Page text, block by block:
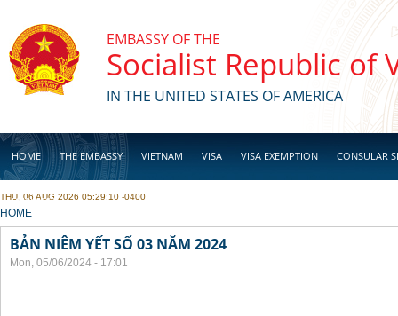
EMBASSY OF THE
Socialist Republic of
IN THE UNITED STATES OF AMERICA
HOME THE EMBASSY VIETNAM VISA VISA EXEMPTION CONSULAR
BUSINESS
THU, 06 AUG 2026 05:29:10 -0400
YOU ARE HERE
HOME
BẢN NIÊM YẾT SỐ 03 NĂM 2024
Mon, 05/06/2024 - 17:01